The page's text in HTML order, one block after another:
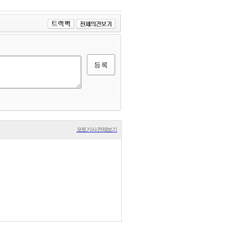
포토기사 전체보기